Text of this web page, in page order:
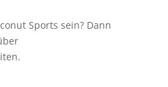
Sports sein? Dann